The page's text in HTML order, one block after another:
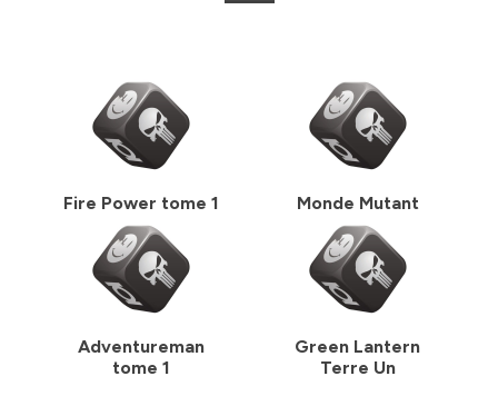
Fire Power tome 1 Monde Mutant
Adventureman
tome 1
Green Lantern
Terre Un